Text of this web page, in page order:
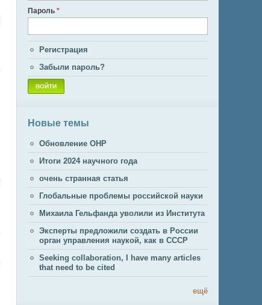
Пароль *
Регистрация
Забыли пароль?
Новые темы
Обновление ОНР
Итоги 2024 научного года
очень странная статья
Глобальные проблемы российской науки
Михаила Гельфанда уволили из Института
Эксперты предложили создать в России
орган управления наукой, как в СССР
Seeking collaboration, I have many articles
that need to be cited
ещё